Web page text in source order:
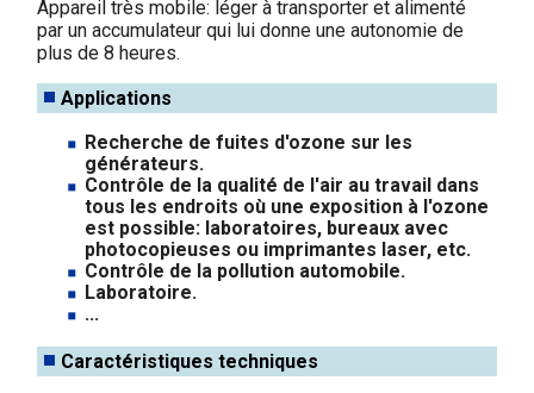
Appareil très mobile: léger à transporter et alimenté
par un accumulateur qui lui donne une autonomie de
plus de 8 heures.
Applications
Recherche de fuites d'ozone sur les
générateurs.
Contrôle de la qualité de l'air au travail dans
tous les endroits où une exposition à l'ozone
est possible: laboratoires, bureaux avec
photocopieuses ou imprimantes laser, etc.
Contrôle de la pollution automobile.
Laboratoire.
...
Caractéristiques techniques